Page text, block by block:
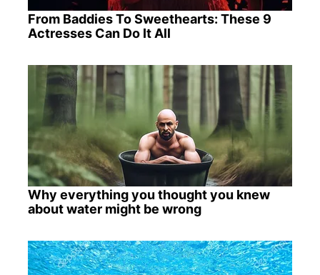
From Baddies To Sweethearts: These 9
Actresses Can Do It All
Why everything you thought you knew
about water might be wrong